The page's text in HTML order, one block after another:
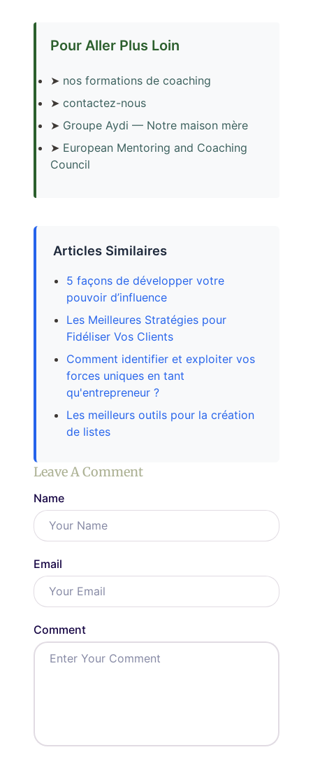
Pour Aller Plus Loin
➤ nos formations de coaching
➤ contactez-nous
➤ Groupe Aydi — Notre maison mère
➤ European Mentoring and Coaching
Council
Articles Similaires
5 façons de développer votre
pouvoir d’influence
Les Meilleures Stratégies pour
Fidéliser Vos Clients
Comment identifier et exploiter vos
forces uniques en tant
qu'entrepreneur ?
Les meilleurs outils pour la création
de listes
Leave A Comment
Name
Email
Comment